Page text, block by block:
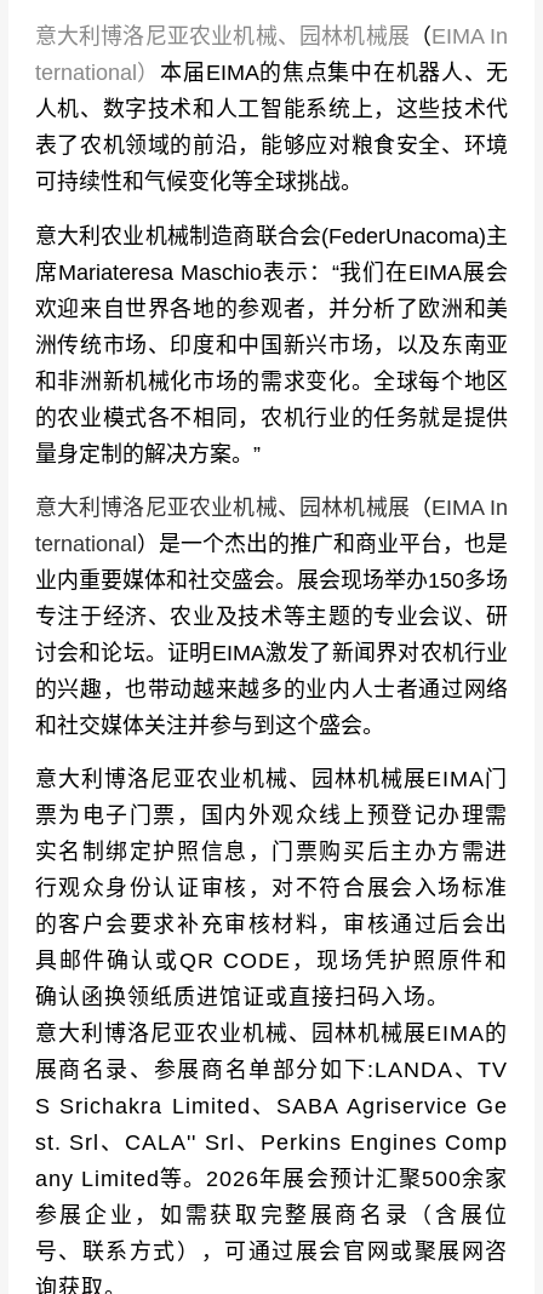
意大利博洛尼亚农业机械、园林机械展 （EIMA In
ternational）本届EIMA的焦点集中在机器人、无
人机、数字技术和人工智能系统上，这些技术代
表了农机领域的前沿，能够应对粮食安全、环境
可持续性和气候变化等全球挑战。
意大利农业机械制造商联合会(FederUnacoma)主
席Mariateresa Maschio表示：“我们在EIMA展会
欢迎来自世界各地的参观者，并分析了欧洲和美
洲传统市场、印度和中国新兴市场，以及东南亚
和非洲新机械化市场的需求变化。全球每个地区
的农业模式各不相同，农机行业的任务就是提供
量身定制的解决方案。”
意大利博洛尼亚农业机械、园林机械展 （EIMA In
ternational）是一个杰出的推广和商业平台，也是
业内重要媒体和社交盛会。展会现场举办150多场
专注于经济、农业及技术等主题的专业会议、研
讨会和论坛。证明EIMA激发了新闻界对农机行业
的兴趣，也带动越来越多的业内人士者通过网络
和社交媒体关注并参与到这个盛会。
意大利博洛尼亚农业机械、园林机械展EIMA门
票为电子门票，国内外观众线上预登记办理需
实名制绑定护照信息，门票购买后主办方需进
行观众身份认证审核，对不符合展会入场标准
的客户会要求补充审核材料，审核通过后会出
具邮件确认或QR CODE，现场凭护照原件和
确认函换领纸质进馆证或直接扫码入场。
意大利博洛尼亚农业机械、园林机械展EIMA的
展商名录、参展商名单部分如下:LANDA、TV
S Srichakra Limited、SABA Agriservice Ge
st. Srl、CALA'' Srl、Perkins Engines Comp
any Limited等。2026年展会预计汇聚500余家
参展企业，如需获取完整展商名录（含展位
号、联系方式），可通过展会官网或聚展网咨
询获取。